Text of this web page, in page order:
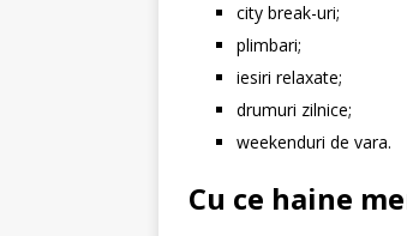
city break-uri;
plimbari;
iesiri relaxate;
drumuri zilnice;
weekenduri de vara.
Cu ce haine